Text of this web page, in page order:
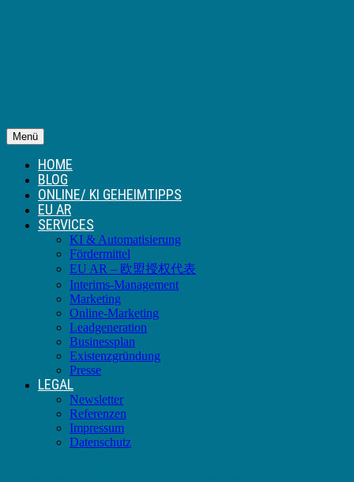
Menü
HOME
BLOG
ONLINE/ KI GEHEIMTIPPS
EU AR
SERVICES
KI & Automatisierung
Fördermittel
EU AR – 欧盟授权代表
Interims-Management
Marketing
Online-Marketing
Leadgeneration
Businessplan
Existenzgründung
Presse
LEGAL
Newsletter
Referenzen
Impressum
Datenschutz